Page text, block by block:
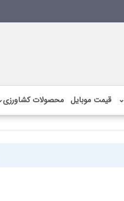
⌄ قیمت موبایل محصولات کشاورزی